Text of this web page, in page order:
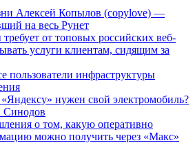
Алексей Копылов (copylove) —
на весь Рунет
от топовых российских веб-
услуги клиентам, сидящим за
пользователи инфраструктуры
нужен свой электромобиль?
Синодов
о том, какую оперативно
можно получить через «Макс»